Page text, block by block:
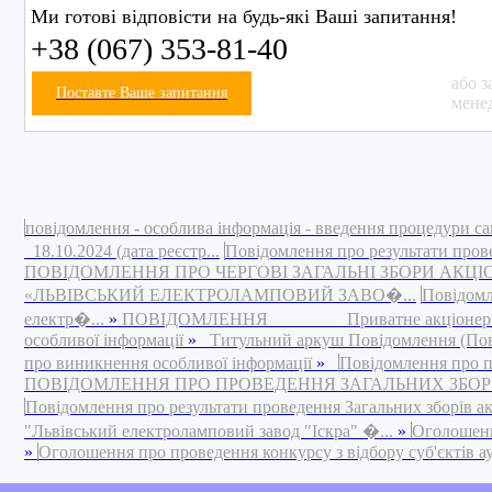
Ми готові відповісти на будь-які Ваші запитання!
+38 (067) 353-81-40
Поставте Ваше запитання
або
повідомлення - особлива інформація - введення процедури
18.10.2024 (дата реєстр... Повідомлення про результати
ПОВІДОМЛЕННЯ ПРО ЧЕРГОВІ ЗАГАЛЬНІ ЗБОРИ
«ЛЬВІВСЬКИЙ ЕЛЕКТРОЛАМПОВИЙ ЗАВО�...
електр�... » ПОВІДОМЛЕННЯ Приватне акціонерне
особливої інформації »
Титульний аркуш Повідомлення
про виникнення особливої інформації »
Повідомлення про
ПОВІДОМЛЕННЯ ПРО ПРОВЕДЕННЯ ЗАГАЛЬНИХ
Повідомлення про результати проведення Загальних зборів
"Львівський електроламповий завод "Іскра" �... »
» Оголошення про проведення конкурсу з відбору суб'єктів